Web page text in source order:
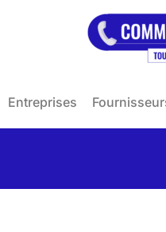
Entreprises